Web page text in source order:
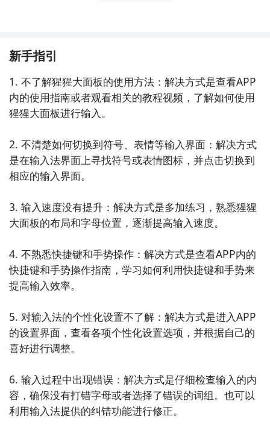
4. 《讯飞输入法》：讯飞输入法是一款智能语音输入法
支持中文输入，还支持多国语言输入。
5. 《QQ输入法》：QQ输入法是腾讯推出的一款多功能
能，还提供了丰富的主题和个性化设置。
6. 《微软拼音输入法》：微软拼音输入法是一款智能输
短语推荐和云同步功能。
法应用，支持多种输入方式，包括智能拼音、手写输入
和语音输入，还提供个性化设置和主题切换功能。
具有快速响应和准确的输入体验，支持多种输入方式和
丰富的主题选择。
特的输入法应用，采用九宫格布局，通过滑动手指在九
宫格上选择字母进行输入，提供了快速输入和准确预测
的体验。
新手指引
1. 不了解猩猩大面板的使用方法：解决方式是查看APP
内的使用指南或者观看相关的教程视频，了解如何使用
猩猩大面板进行输入。
2. 不清楚如何切换到符号、表情等输入界面：解决方式
是在输入法界面上寻找符号或表情图标，并点击切换到
相应的输入界面。
3. 输入速度没有提升：解决方式是多加练习，熟悉猩猩
大面板的布局和字母位置，逐渐提高输入速度。
4. 不熟悉快捷键和手势操作：解决方式是查看APP内的
快捷键和手势操作指南，学习如何利用快捷键和手势来
提高输入效率。
5. 对输入法的个性化设置不了解：解决方式是进入APP
的设置界面，查看各项个性化设置选项，并根据自己的
喜好进行调整。
6. 输入过程中出现错误：解决方式是仔细检查输入的内
容，确保没有打错字母或者选择了错误的词组。也可以
利用输入法提供的纠错功能进行修正。